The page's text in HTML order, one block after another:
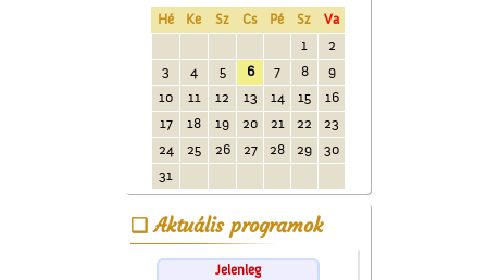
Hé Ke Sz Cs Pé Sz
Va
1
2
3
4 5 6 7 8
9
10
11 12 13 14 15
16
17
18 19 20 21 22
23
24
25 26 27 28 29
30
31
Aktuális programok
Jelenleg